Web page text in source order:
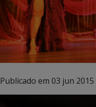
Publicado em 03 jun 2015